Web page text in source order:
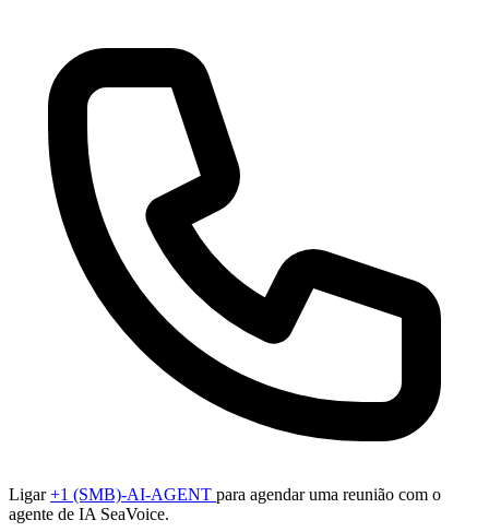
Ligar+1 (SMB)-AI-AGENT para agendar uma reunião com o
agente de IA SeaVoice.